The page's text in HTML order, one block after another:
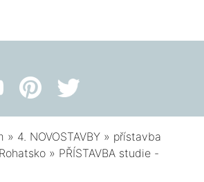
» 4. NOVOSTAVBY » přístavba
» PŘÍSTAVBA studie -